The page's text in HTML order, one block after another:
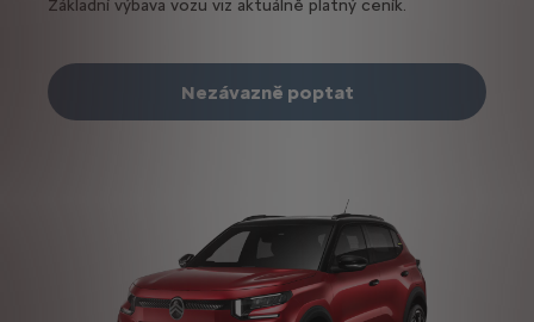
Základní výbava vozu viz aktuálně platný ceník.
Nezávazně poptat